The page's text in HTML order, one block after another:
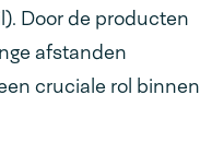
Door de producten
afstanden
cruciale rol binnen